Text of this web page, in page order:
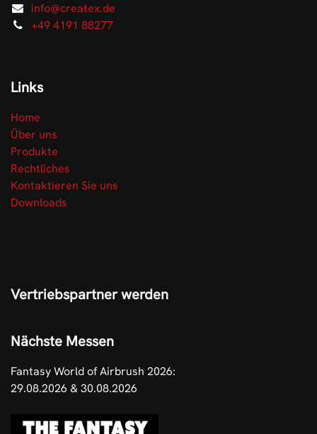
info@createx.de
+49 4191 88277
Links
Home
Über uns
Produkte
Rechtliches
Kontaktieren Sie uns
Downloads
Vertriebspartner werden
Nächste Messen
Fantasy World of Airbrush 2026:
29.08.2026 & 30.08.2026